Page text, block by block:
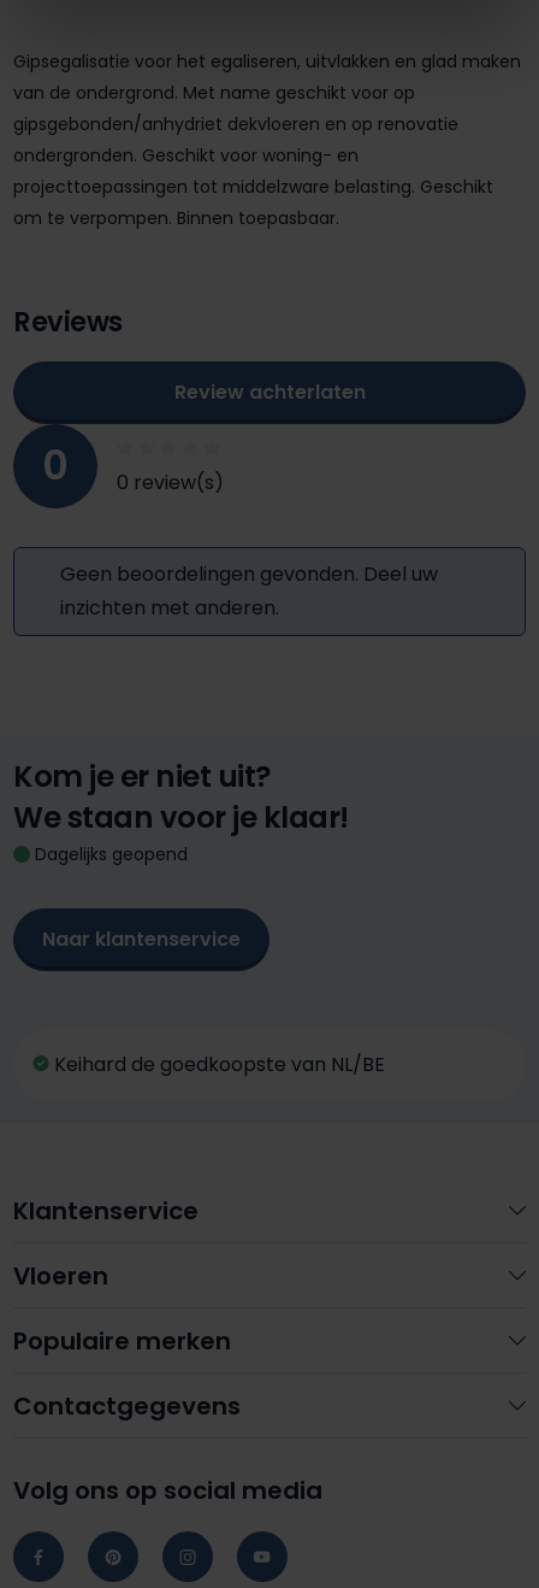
Gipsegalisatie voor het egaliseren, uitvlakken en glad maken
van de ondergrond. Met name geschikt voor op
gipsgebonden/anhydriet dekvloeren en op renovatie
ondergronden. Geschikt voor woning- en
projecttoepassingen tot middelzware belasting. Geschikt
om te verpompen. Binnen toepasbaar.
Reviews
0 0 review(s)
Review achterlaten
Geen beoordelingen gevonden. Deel uw
inzichten met anderen.
Kom je er niet uit?
We staan voor je klaar!
Dagelijks geopend
Naar klantenservice
Keihard de goedkoopste van NL/BE
Contactgegevens
Volg ons op social media
Klantenservice
Vloeren
Populaire merken